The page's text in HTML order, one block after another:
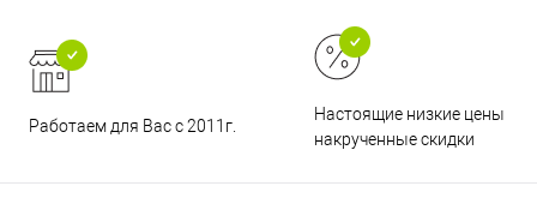
Работаем для Вас с 2011г.
Настоящие низкие цены и
накрученные скидки